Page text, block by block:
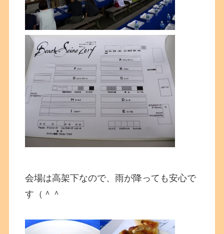
会場は高架下なので、雨が降っても安心で
す（＾＾